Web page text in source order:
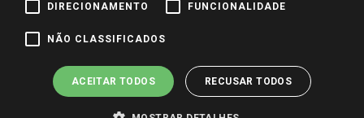
Pagamento e Segurança
DIRECIONAMENTO FUNCIONALIDADE
NÃO CLASSIFICADOS
ACEITAR TODOS RECUSAR TODOS